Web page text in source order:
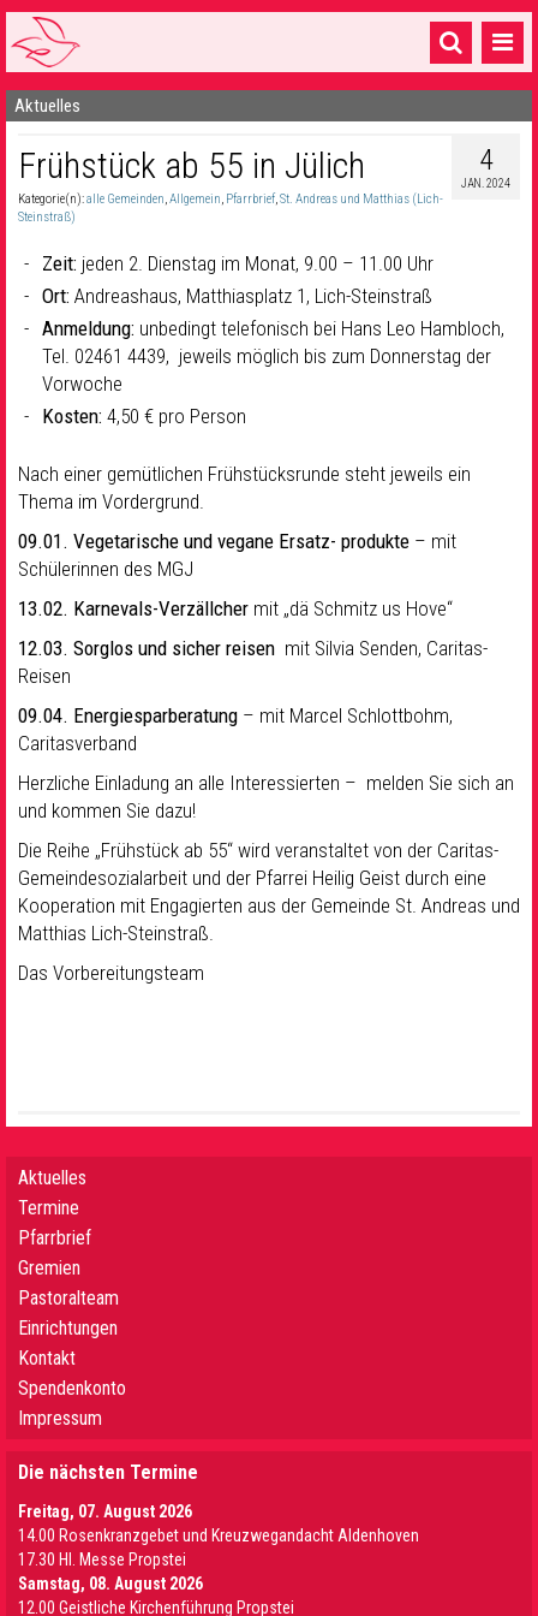
Startseite
1 Pfarrei
16 Gemeinden & mehr
Gottesdienste & Sinnsuche
Sakramente & Feste
Gemeinschaft & Soziales
Musik & Kultur
Aktuelles
4
JAN. 2024
Frühstück ab 55 in Jülich
Kategorie(n):alle Gemeinden,Allgemein, Pfarrbrief,St. Andreas und Matthias (Lich-
Steinstraß)
Zeit: jeden 2. Dienstag im Monat, 9.00 – 11.00 Uhr
Ort: Andreashaus, Matthiasplatz 1, Lich-Steinstraß
Anmeldung: unbedingt telefonisch bei Hans Leo Hambloch,
Tel. 02461 4439, jeweils möglich bis zum Donnerstag der
Vorwoche
Kosten: 4,50 € pro Person
Nach einer gemütlichen Frühstücksrunde steht jeweils ein
Thema im Vordergrund.
09.01. Vegetarische und vegane Ersatz- produkte – mit
Schülerinnen des MGJ
13.02. Karnevals-Verzällcher mit „dä Schmitz us Hove“
12.03. Sorglos und sicher reisen mit Silvia Senden, Caritas-
Reisen
09.04. Energiesparberatung – mit Marcel Schlottbohm,
Caritasverband
Herzliche Einladung an alle Interessierten – melden Sie sich an
und kommen Sie dazu!
Die Reihe „Frühstück ab 55“ wird veranstaltet von der Caritas-
Gemeindesozialarbeit und der Pfarrei Heilig Geist durch eine
Kooperation mit Engagierten aus der Gemeinde St. Andreas und
Matthias Lich-Steinstraß.
Das Vorbereitungsteam
Aktuelles
Termine
Pfarrbrief
Gremien
Pastoralteam
Einrichtungen
Kontakt
Spendenkonto
Impressum
Die nächsten Termine
Freitag, 07. August 2026
14.00 Rosenkranzgebet und Kreuzwegandacht Aldenhoven
17.30 Hl. Messe Propstei
Samstag, 08. August 2026
12.00 Geistliche Kirchenführung Propstei